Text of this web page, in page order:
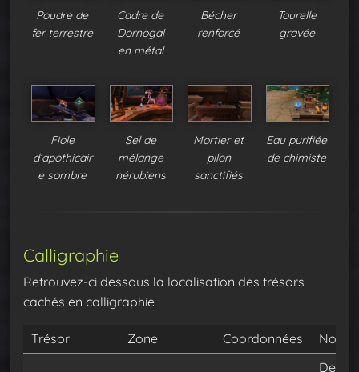
Poudre de
fer terrestre
Cadre de
Dornogal
en métal
Bécher
renforcé
Tourelle
gravée
Fiole
d’apothicair
e sombre
Sel de
mélange
nérubiens
Mortier et
pilon
sanctifiés
Eau purifiée
de chimiste
Calligraphie
Retrouvez-ci dessous la localisation des trésors
cachés en calligraphie :
Trésor Zone Coordonnées Note